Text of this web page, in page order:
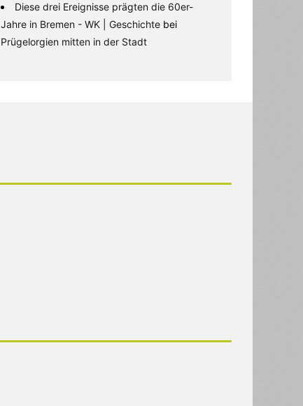
Diese drei Ereignisse prägten die 60er-
Jahre in Bremen - WK | Geschichte bei
Prügelorgien mitten in der Stadt